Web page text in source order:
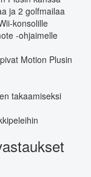
ja 2 golfmailaa
konsolille
-ohjaimelle
Motion Plusin
takaamiseksi